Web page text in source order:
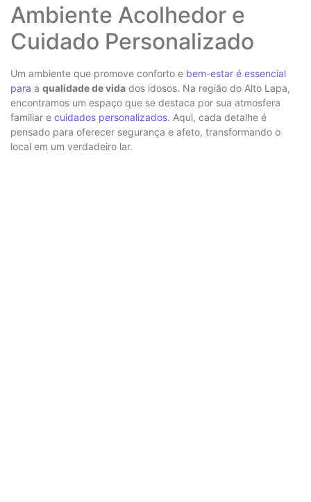
Ambiente Acolhedor e
Cuidado Personalizado
Um ambiente que promove conforto e bem-estar é essencial
para a qualidade de vida dos idosos. Na região do Alto Lapa,
encontramos um espaço que se destaca por sua atmosfera
familiar e cuidados personalizados. Aqui, cada detalhe é
pensado para oferecer segurança e afeto, transformando o
local em um verdadeiro lar.